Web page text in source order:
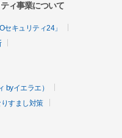
ィ事業について
キュリティ24」
byイエラエ）
すまし対策